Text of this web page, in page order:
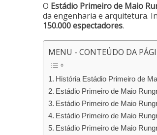
O Estádio Primeiro de Maio
da engenharia e arquitetura.
150.000 espectadores.
MENU - CONTEÚDO DA
História Estádio Primeiro de
Estádio Primeiro de Maio
Estádio Primeiro de Maio
Estádio Primeiro de Maio
Estádio Primeiro de Maio